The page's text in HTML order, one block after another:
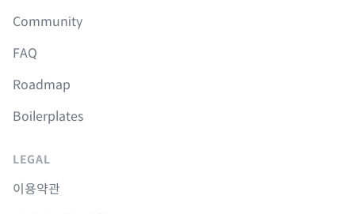
Community
FAQ
Roadmap
Boilerplates
LEGAL
이용약관